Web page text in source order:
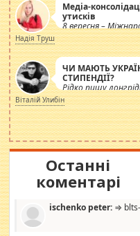
Медіа-
утисків
8 вересня –
журналістів.
Надія Труш
ЧИ МАЮТЬ
СТИПЕНДІЇ?
Рідко пишу
просто дістало!
навколо
роздувається ще
Віталій Улибін
Останні
коментарі
ischenko peter: ⇒